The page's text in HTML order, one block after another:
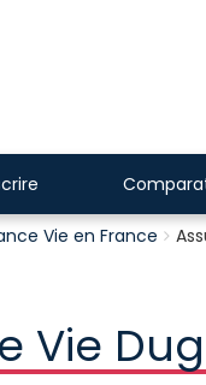
Vie en France
Vie